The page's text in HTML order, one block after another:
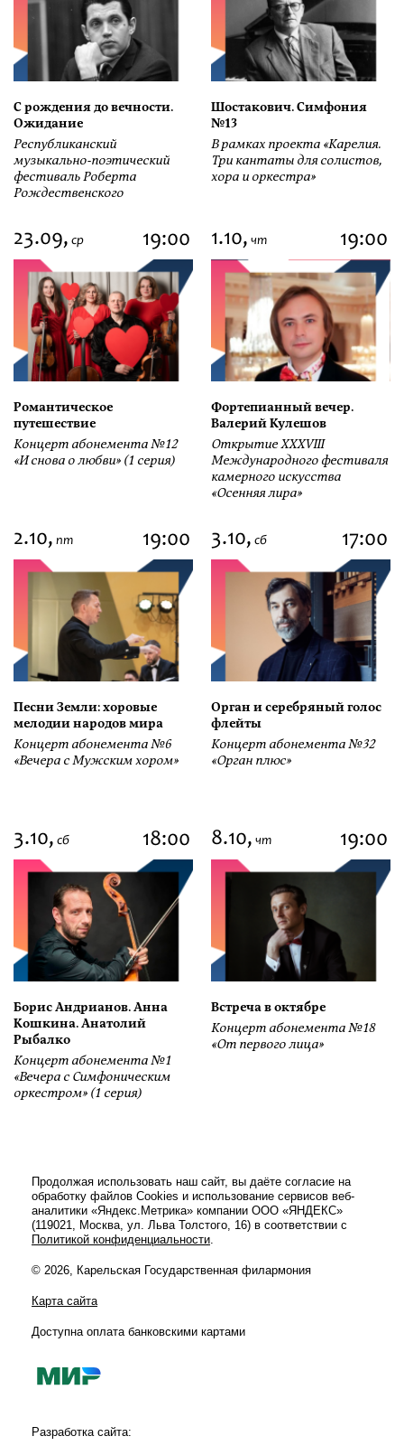
С рождения до вечности.
Ожидание
Республиканский
музыкально-поэтический
фестиваль Роберта
Рождественского
Шостакович. Симфония
№13
В рамках проекта «Карелия.
Три кантаты для солистов,
хора и оркестра»
23.09, ср 19:00
Романтическое
путешествие
Концерт абонемента №12
«И снова о любви» (1 серия)
1.10, чт 19:00
Фортепианный вечер.
Валерий Кулешов
Открытие ХХХVIII
Международного фестиваля
камерного искусства
«Осенняя лира»
2.10, пт 19:00
Песни Земли: хоровые
мелодии народов мира
Концерт абонемента №6
«Вечера с Мужским хором»
3.10, сб 17:00
Орган и серебряный голос
флейты
Концерт абонемента №32
«Орган плюс»
3.10, сб 18:00
Борис Андрианов. Анна
Кошкина. Анатолий
Рыбалко
Концерт абонемента №1
«Вечера с Симфоническим
оркестром» (1 серия)
8.10, чт 19:00
Встреча в октябре
Концерт абонемента №18
«От первого лица»
Продолжая использовать наш сайт, вы даёте согласие на
обработку файлов Cookies и использование сервисов веб-
аналитики «Яндекс.Метрика» компании ООО «ЯНДЕКС»
(119021, Москва, ул. Льва Толстого, 16) в соответствии с
Политикой конфиденциальности.
© 2026, Карельская Государственная филармония
Карта сайта
Доступна оплата банковскими картами
Разработка сайта: